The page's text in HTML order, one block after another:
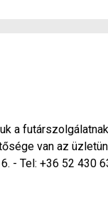
a
van az
- Tel: +36 52 430